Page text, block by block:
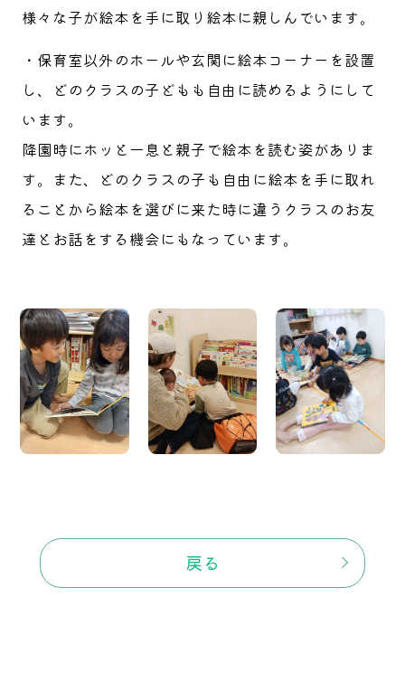
様々な子が絵本を手に取り絵本に親しんでいます。
・保育室以外のホールや玄関に絵本コーナーを設置
し、どのクラスの子どもも自由に読めるようにして
います。
降園時にホッと一息と親子で絵本を読む姿がありま
す。また、どのクラスの子も自由に絵本を手に取れ
ることから絵本を選びに来た時に違うクラスのお友
達とお話をする機会にもなっています。
戻る